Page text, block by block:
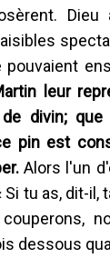
Dieu
leur
divin;
pin est
Alors l'un
Si tu as, dit-il,
dessous